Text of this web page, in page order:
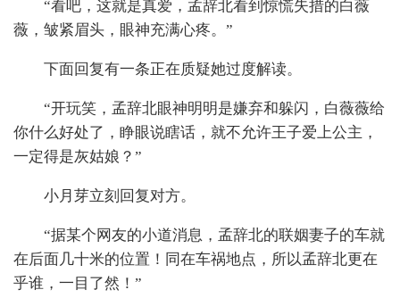
“看吧，这就是真爱，孟辞北看到惊慌失措的白薇
薇，皱紧眉头，眼神充满心疼。”
下面回复有一条正在质疑她过度解读。
“开玩笑，孟辞北眼神明明是嫌弃和躲闪，白薇薇给
你什么好处了，睁眼说瞎话，就不允许王子爱上公主，
一定得是灰姑娘？”
小月芽立刻回复对方。
“据某个网友的小道消息，孟辞北的联姻妻子的车就
在后面几十米的位置！同在车祸地点，所以孟辞北更在
乎谁，一目了然！”